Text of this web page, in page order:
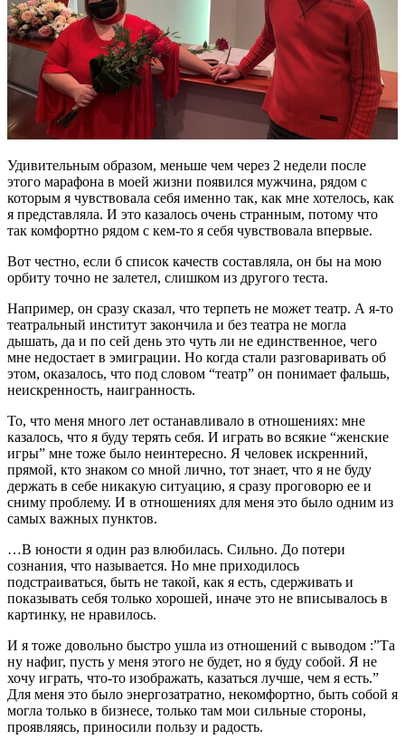
Удивительным образом, меньше чем через 2 недели после
этого марафона в моей жизни появился мужчина, рядом с
которым я чувствовала себя именно так, как мне хотелось, как
я представляла. И это казалось очень странным, потому что
так комфортно рядом с кем-то я себя чувствовала впервые.
Вот честно, если б список качеств составляла, он бы на мою
орбиту точно не залетел, слишком из другого теста.
Например, он сразу сказал, что терпеть не может театр. А я-то
театральный институт закончила и без театра не могла
дышать, да и по сей день это чуть ли не единственное, чего
мне недостает в эмиграции. Но когда стали разговаривать об
этом, оказалось, что под словом “театр” он понимает фальшь,
неискренность, наигранность.
То, что меня много лет останавливало в отношениях: мне
казалось, что я буду терять себя. И играть во всякие “женские
игры” мне тоже было неинтересно. Я человек искренний,
прямой, кто знаком со мной лично, тот знает, что я не буду
держать в себе никакую ситуацию, я сразу проговорю ее и
сниму проблему. И в отношениях для меня это было одним из
самых важных пунктов.
…В юности я один раз влюбилась. Сильно. До потери
сознания, что называется. Но мне приходилось
подстраиваться, быть не такой, как я есть, сдерживать и
показывать себя только хорошей, иначе это не вписывалось в
картинку, не нравилось.
И я тоже довольно быстро ушла из отношений с выводом :”Та
ну нафиг, пусть у меня этого не будет, но я буду собой. Я не
хочу играть, что-то изображать, казаться лучше, чем я есть.”
Для меня это было энергозатратно, некомфортно, быть собой я
могла только в бизнесе, только там мои сильные стороны,
проявляясь, приносили пользу и радость.